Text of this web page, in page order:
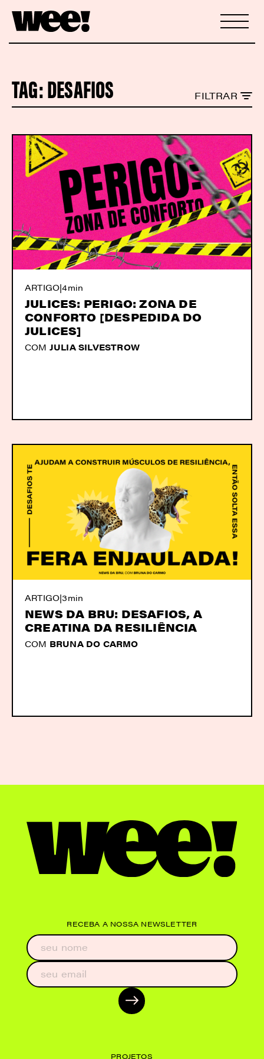
TAG:DESAFIOS FILTRAR
ARTIGO|4min
JULICES: PERIGO: ZONA DE
CONFORTO [DESPEDIDA DO
JULICES]
COM JULIA SILVESTROW
ARTIGO|3min
NEWS DA BRU: DESAFIOS, A
CREATINA DA RESILIÊNCIA
COM BRUNA DO CARMO
RECEBA A NOSSA NEWSLETTER
PROJETOS